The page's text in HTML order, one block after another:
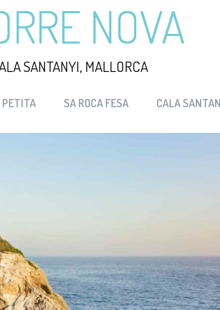
NOVA
SANTANYI, MALLORCA
PETITA SA ROCA FESA CALA